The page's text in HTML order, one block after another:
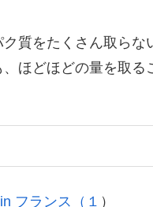
質をたくさん取らな
ほどほどの量を取る
フランス（１ ）